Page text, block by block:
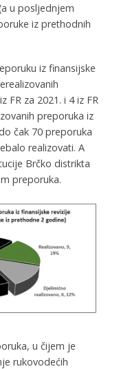
u posljednjem
iz prethodnih
iz finansijske
FR za 2021. i 4 iz FR
preporuka iz
čak 70 preporuka
realizovati. A
Brčko distrikta
preporuka.
u čijem je
rukovodećih